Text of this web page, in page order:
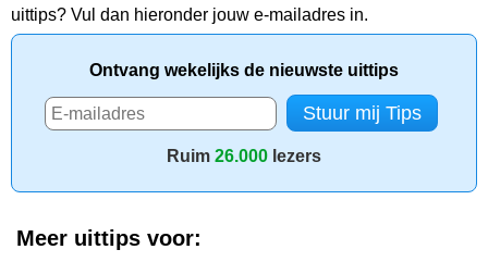
uittips? Vul dan hieronder jouw e-mailadres in.
Ontvang wekelijks de nieuwste uittips
Ruim 26.000 lezers
Meer uittips voor: